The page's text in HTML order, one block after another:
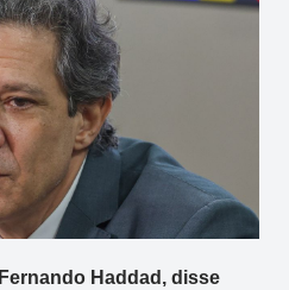
Haddad, disse